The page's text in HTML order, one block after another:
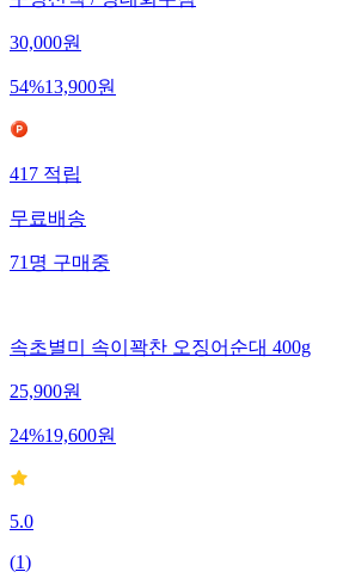
30,000원
54%13,900원
417적립
무료배송
71명구매중
속초별미 속이꽉찬 오징어순대 400g
25,900원
24%19,600원
5.0
(1)